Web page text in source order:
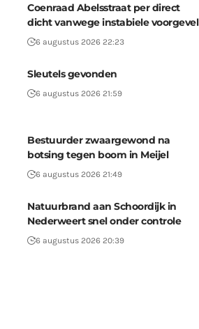
Coenraad Abelsstraat per direct
dicht vanwege instabiele voorgevel
6 augustus 2026 22:23
Sleutels gevonden
6 augustus 2026 21:59
Bestuurder zwaargewond na
botsing tegen boom in Meijel
6 augustus 2026 21:49
Natuurbrand aan Schoordijk in
Nederweert snel onder controle
6 augustus 2026 20:39